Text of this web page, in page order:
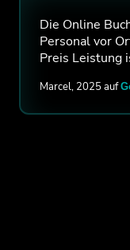
Die Online
Personal vor
Preis Leistung
Marcel, 2025 auf